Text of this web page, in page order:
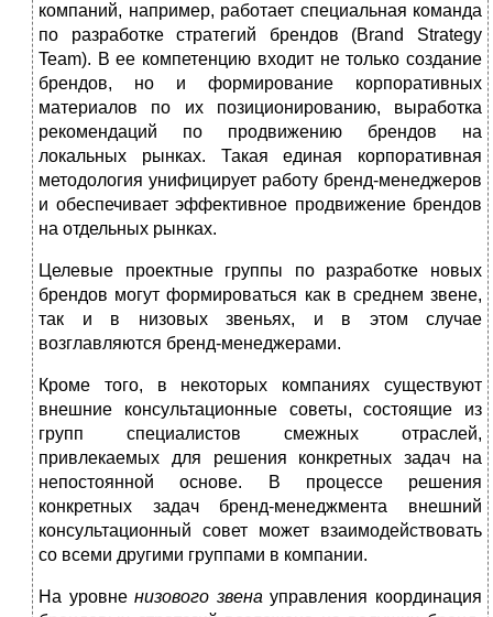
компаний, например, работает специальная команда
по разработке стратегий брендов (Brand Strategy
Team). В ее компетенцию входит не только создание
брендов, но и формирование корпоративных
материалов по их позиционирова­нию, выработка
рекомендаций по продвижению брендов на
локальных рынках. Такая единая корпоративная
методология унифицирует работу бренд-менеджеров
и обеспечивает эффективное продвижение брендов
на отдельных рынках.
Целевые проектные группы по разработке новых
брендов могут формироваться как в среднем звене,
так и в низовых звеньях, и в этом случае
возглавляются бренд-менеджерами.
Кроме того, в некоторых компаниях существуют
внешние кон­сультационные советы, состоящие из
групп специалистов смежных отраслей,
привлекаемых для решения конкретных задач на
непосто­янной основе. В процессе решения
конкретных задач бренд-менеджмента внешний
консультационный совет может взаимодействовать
со всеми другими группами в компании.
На уровненизового звенауправления координация